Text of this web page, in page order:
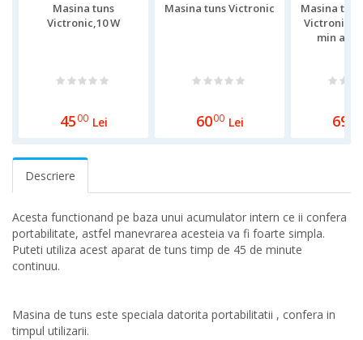
Masina tuns
Victronic,10 W
4500 Lei
Masina tuns Victronic
6000 Lei
Masina
Victronic,4
min
69
Descriere
Acesta functionand pe baza unui acumulator intern ce ii confera
portabilitate, astfel manevrarea acesteia va fi foarte simpla.
Puteti utiliza acest aparat de tuns timp de 45 de minute
continuu.
Masina de tuns este speciala datorita portabilitatii , confera in
timpul utilizarii.